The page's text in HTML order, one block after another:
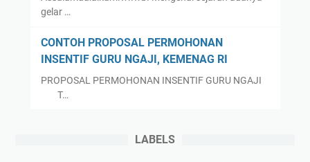
gelar …
CONTOH PROPOSAL PERMOHONAN
INSENTIF GURU NGAJI, KEMENAG RI
PROPOSAL PERMOHONAN INSENTIF GURU NGAJI
T…
LABELS